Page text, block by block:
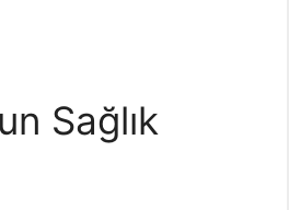
Sağlık